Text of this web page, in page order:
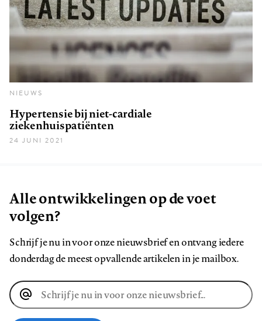
NIEUWS
Hypertensie bij niet-cardiale
ziekenhuispatiënten
24 JUNI 2021
Alle ontwikkelingen op de voet
volgen?
Schrijf je nu in voor onze nieuwsbrief en ontvang iedere
donderdag de meest opvallende artikelen in je mailbox.
E-
mailadres